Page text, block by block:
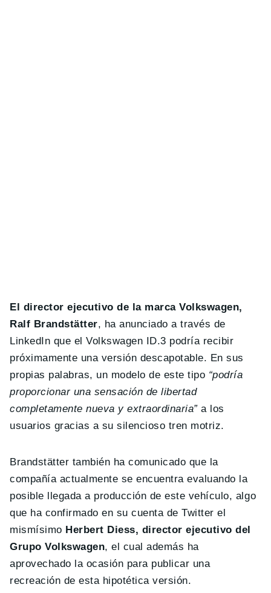
El director ejecutivo de la marca Volkswagen,
Ralf Brandstätter, ha anunciado a través de
LinkedIn que el Volkswagen ID.3 podría recibir
próximamente una versión descapotable. En sus
propias palabras, un modelo de este tipo “podría
proporcionar una sensación de libertad
completamente nueva y extraordinaria”a los
usuarios gracias a su silencioso tren motriz.
Brandstätter también ha comunicado que la
compañía actualmente se encuentra evaluando la
posible llegada a producción de este vehículo, algo
que ha confirmado en su cuenta de Twitter el
mismísimo Herbert Diess, director ejecutivo del
Grupo Volkswagen, el cual además ha
aprovechado la ocasión para publicar una
recreación de esta hipotética versión.